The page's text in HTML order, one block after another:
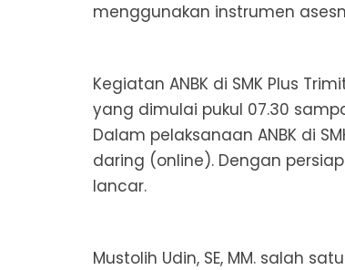
menggunakan instrumen
Kegiatan ANBK di SMK Plus
yang dimulai pukul 07.30
Dalam pelaksanaan ANBK di
daring (online). Dengan
lancar.
Mustolih Udin, SE, MM. salah